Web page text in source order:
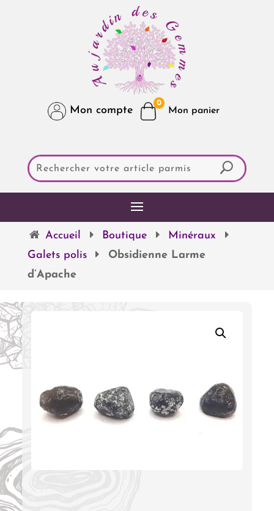
Mon compte
0
Accueil Boutique
Minéraux
Galets polis
Obsidienne Larme
d’Apache